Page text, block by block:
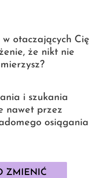
otaczających Cię
że nikt nie
i szukania
nawet przez
osiągania
ZMIENIĆ